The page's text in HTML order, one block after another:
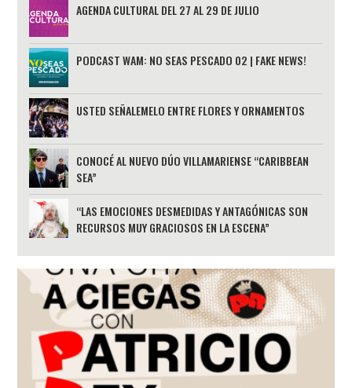
AGENDA CULTURAL DEL 27 AL 29 DE JULIO
PODCAST WAM: NO SEAS PESCADO 02 | FAKE NEWS!
USTED SEÑALEMELO ENTRE FLORES Y ORNAMENTOS
CONOCÉ AL NUEVO DÚO VILLAMARIENSE “CARIBBEAN
SEA”
“LAS EMOCIONES DESMEDIDAS Y ANTAGÓNICAS SON
RECURSOS MUY GRACIOSOS EN LA ESCENA”